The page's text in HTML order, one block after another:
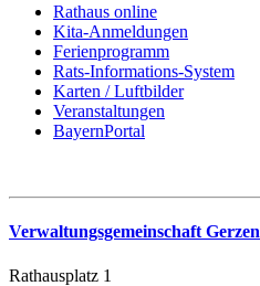
Rathaus online
Kita-Anmeldungen
Ferienprogramm
Rats-Informations-System
Karten / Luftbilder
Veranstaltungen
BayernPortal
Verwaltungsgemeinschaft Gerzen
Rathausplatz 1